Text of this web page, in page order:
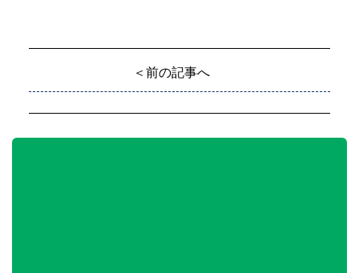
＜前の記事へ